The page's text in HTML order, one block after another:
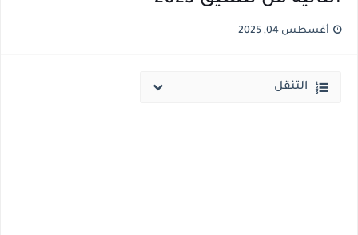
نتيجة الثانوية العامة ملف اكسل .. كشوف درجات طلاب الثانوية العامة 2026 جميع المدارس والمحافظات بالاسم ورقم الجلوس أغسطس 04, 2025
التنقل